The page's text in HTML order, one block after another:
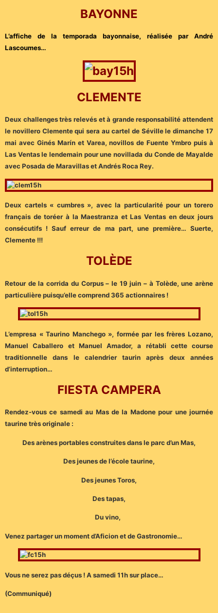
BAYONNE
L’affiche de la temporada bayonnaise, réalisée par
André
Lascoumes…
CLEMENTE
Deux challenges très relevés et à grande responsabilité attendent
le novillero Clemente qui sera au cartel de Séville le dimanche 17
mai avec Ginés Marín et Varea, novillos de Fuente Ymbro puis à
Las Ventas le lendemain pour une novillada du Conde de Mayalde
avec Posada de Maravillas et Andrés Roca Rey.
Deux cartels « cumbres », avec la particularité pour un torero
français de toréer à la Maestranza et Las Ventas en deux jours
consécutifs ! Sauf erreur de ma part, une première… Suerte,
Clemente !!!
TOLÈDE
Retour de la corrida du Corpus – le 19 juin – à Tolède, une arène
particulière puisqu’elle comprend 365 actionnaires !
L’empresa « Taurino Manchego », formée par les frères Lozano,
Manuel Caballero et Manuel Amador, a rétabli cette course
traditionnelle dans le calendrier taurin après deux années
d’interruption…
FIESTA CAMPERA
Rendez-vous ce samedi au Mas de la Madone pour une journée
taurine très originale :
Des arènes portables construites dans le parc d’un Mas,
Des jeunes de l’école taurine,
Des jeunes Toros,
Des tapas,
Du vino,
Venez partager un moment d’Aficion et de Gastronomie…
Vous ne serez pas déçus ! A samedi 11h sur place…
(Communiqué)